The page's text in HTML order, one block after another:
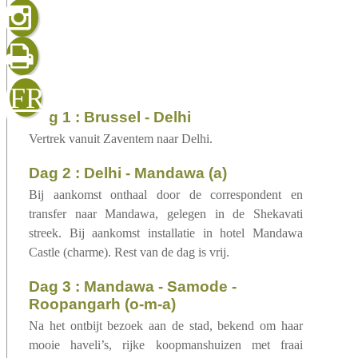
FR
sluiten
dag 1 : Brussel - Delhi
Vertrek vanuit Zaventem naar Delhi.
dag 2 : Delhi - Mandawa (a)
Bij aankomst onthaal door de correspondent en
transfer naar Mandawa, gelegen in de Shekavati
streek. Bij aankomst installatie in hotel Mandawa
Castle (charme). Rest van de dag is vrij.
dag 3 : Mandawa - Samode -
Roopangarh (o-m-a)
Na het ontbijt bezoek aan de stad, bekend om haar
mooie haveli’s, rijke koopmanshuizen met fraai